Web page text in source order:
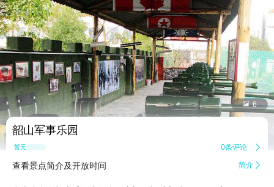
 6
韶山军事乐园
暂无点评 0条评论 
查看景点简介及开放时间 简介 
